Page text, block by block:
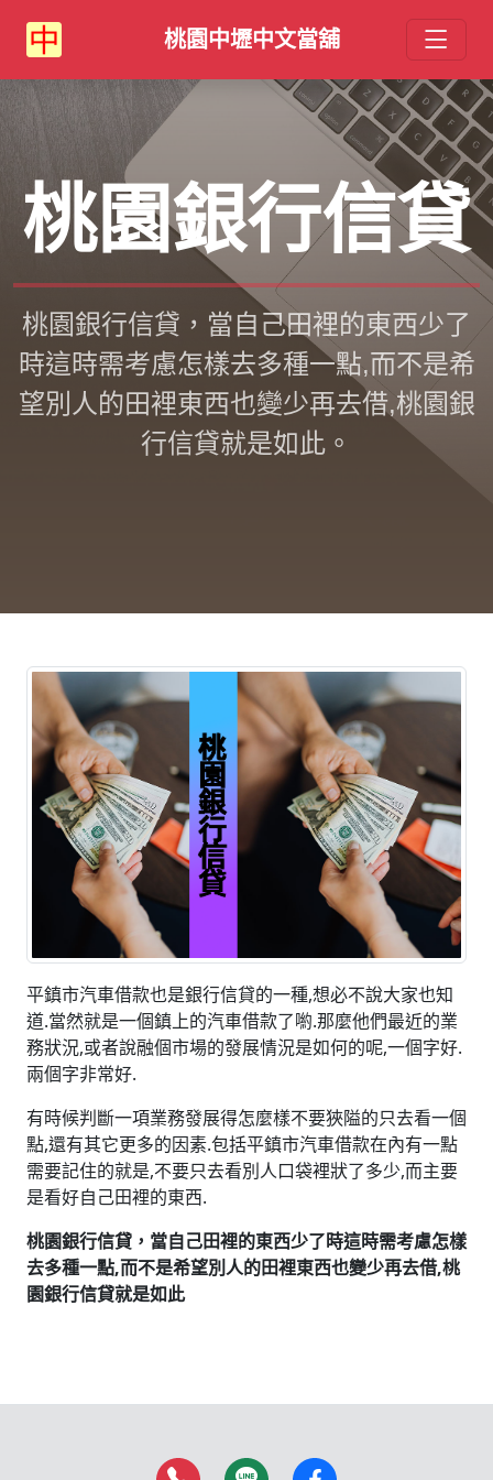
桃園中壢中文當舖
桃園銀行信貸
桃園銀行信貸，當自己田裡的東西少了
時這時需考慮怎樣去多種一點,而不是希
望別人的田裡東西也變少再去借,桃園銀
行信貸就是如此。
平鎮市汽車借款也是銀行信貸的一種,想必不說大家也知
道.當然就是一個鎮上的汽車借款了喲.那麼他們最近的業
務狀況,或者說融個市場的發展情況是如何的呢,一個字好.
兩個字非常好.
有時候判斷一項業務發展得怎麼樣不要狹隘的只去看一個
點,還有其它更多的因素.包括平鎮市汽車借款在內有一點
需要記住的就是,不要只去看別人口袋裡狀了多少,而主要
是看好自己田裡的東西.
桃園銀行信貸，當自己田裡的東西少了時這時需考慮怎樣
去多種一點,而不是希望別人的田裡東西也變少再去借,桃
園銀行信貸就是如此